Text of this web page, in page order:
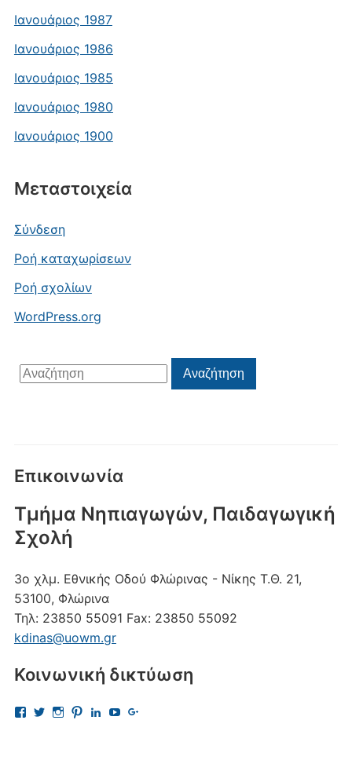
Ιανουάριος 1987
Ιανουάριος 1986
Ιανουάριος 1985
Ιανουάριος 1980
Ιανουάριος 1900
Μεταστοιχεία
Σύνδεση
Ροή καταχωρίσεων
Ροή σχολίων
WordPress.org
Αναζήτηση
για:
Αναζήτηση
Επικοινωνία
Τμήμα Νηπιαγωγών, Παιδαγωγική
Σχολή
3ο χλμ. Εθνικής Οδού Φλώρινας - Νίκης Τ.Θ. 21,
53100, Φλώρινα
Τηλ: 23850 55091 Fax: 23850 55092
kdinas@uowm.gr
Κοινωνική δικτύωση
Προβολή
Προβολή
Προβολή
Προβολή
Προβολή
Προβολή